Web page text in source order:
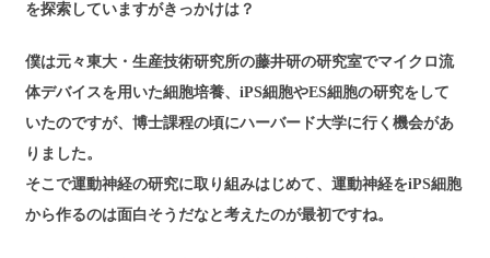
を探索していますがきっかけは？
僕は元々東大・生産技術研究所の藤井研の研究室でマイクロ流
体デバイスを用いた細胞培養、iPS細胞やES細胞の研究をして
いたのですが、博士課程の頃にハーバード大学に行く機会があ
りました。
そこで運動神経の研究に取り組みはじめて、運動神経をiPS細胞
から作るのは面白そうだなと考えたのが最初ですね。